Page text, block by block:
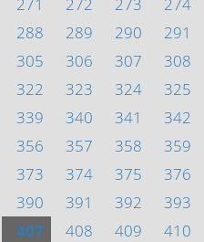
288 289 290 291
305 306 307 308
322 323 324 325
339 340 341 342
356 357 358 359
373 374 375 376
390 391 392 393
407 408 409 410